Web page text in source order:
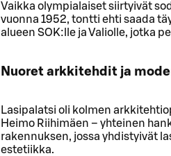
Vaikka olympialaiset siirtyivät
vuonna 1952, tontti ehti saada
alueen SOK:lle ja Valiolle, jotka
Nuoret arkkitehdit ja
Lasipalatsi oli kolmen
Heimo Riihimäen – yhteinen
rakennuksen, jossa yhdistyivät
estetiikka.